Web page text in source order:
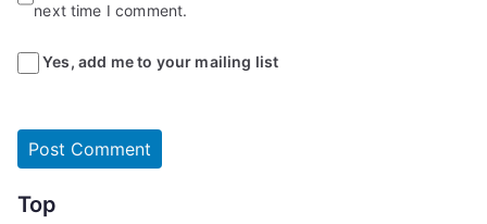
next time I comment.
Yes, add me to your mailing list
Top